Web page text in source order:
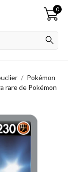
0
Pokémon
rare de Pokémon